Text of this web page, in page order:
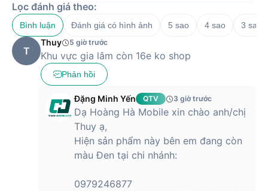
Lọc đánh giá theo:
Bình luận Đánh giá có hình ảnh 5 sao 4 sao 3 sao
T
Thuy 5 giờ trước
Khu vực gia lâm còn 16e ko shop
Phản hồi
Đặng Minh Yến QTV 3 giờ trước
Dạ Hoàng Hà Mobile xin chào anh/chị
Thuy ạ,
Hiện sản phẩm này bên em đang còn
màu Đen tại chi nhánh:
0979246877